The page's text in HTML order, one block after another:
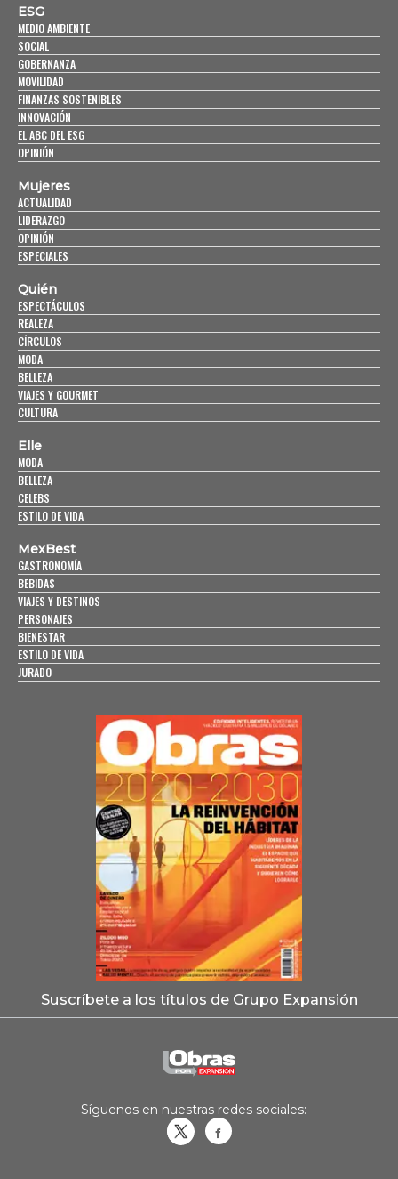
ESG
MEDIO AMBIENTE
SOCIAL
GOBERNANZA
MOVILIDAD
FINANZAS SOSTENIBLES
INNOVACIÓN
EL ABC DEL ESG
OPINIÓN
Mujeres
ACTUALIDAD
LIDERAZGO
OPINIÓN
ESPECIALES
Quién
ESPECTÁCULOS
REALEZA
CÍRCULOS
MODA
BELLEZA
VIAJES Y GOURMET
CULTURA
Elle
MODA
BELLEZA
CELEBS
ESTILO DE VIDA
MexBest
GASTRONOMÍA
BEBIDAS
VIAJES Y DESTINOS
PERSONAJES
BIENESTAR
ESTILO DE VIDA
JURADO
Suscríbete a los títulos de Grupo Expansión
Síguenos en nuestras redes sociales: